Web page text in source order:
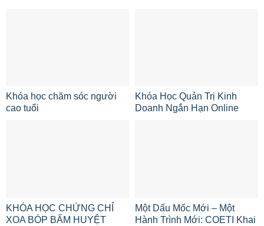
Khóa học chăm sóc người
cao tuổi
Khóa Học Quản Trị Kinh
Doanh Ngắn Hạn Online
KHÓA HỌC CHỨNG CHỈ
XOA BÓP BẤM HUYỆT
Một Dấu Mốc Mới – Một
Hành Trình Mới: COETI Khai